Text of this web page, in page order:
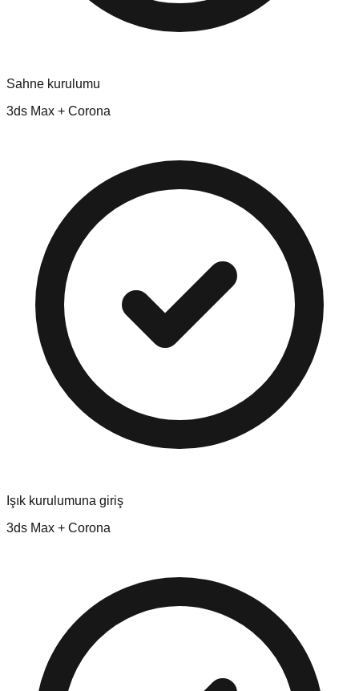
Sahne kurulumu
3ds Max + Corona
Işık kurulumuna giriş
3ds Max + Corona